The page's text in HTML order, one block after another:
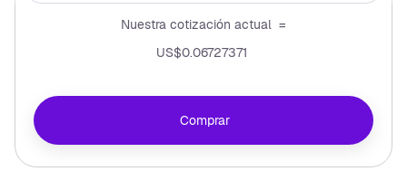
Nuestra cotización actual =
US$0.06727371
Comprar